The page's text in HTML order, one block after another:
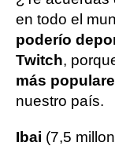
en todo el
poderío
Twitch,
más
nuestro país.
Ibai (7,5